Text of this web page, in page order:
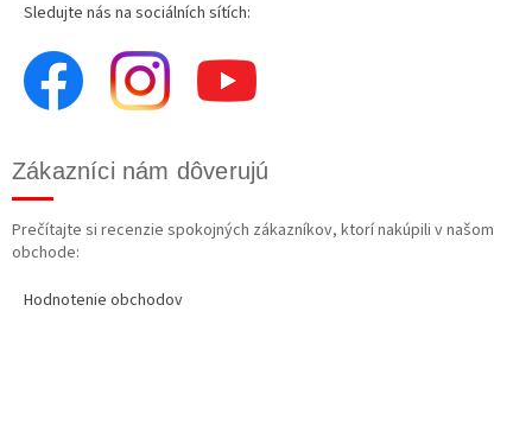
Sledujte nás na sociálních sítích:
Zákazníci nám dôverujú
Prečítajte si recenzie spokojných zákazníkov, ktorí nakúpili v našom
obchode:
Hodnotenie obchodov